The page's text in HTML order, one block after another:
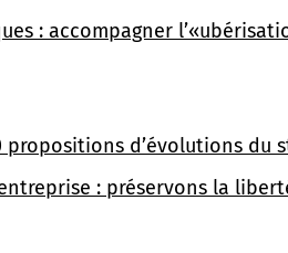
: accompagner
propositions d’évolutions
: préservons la